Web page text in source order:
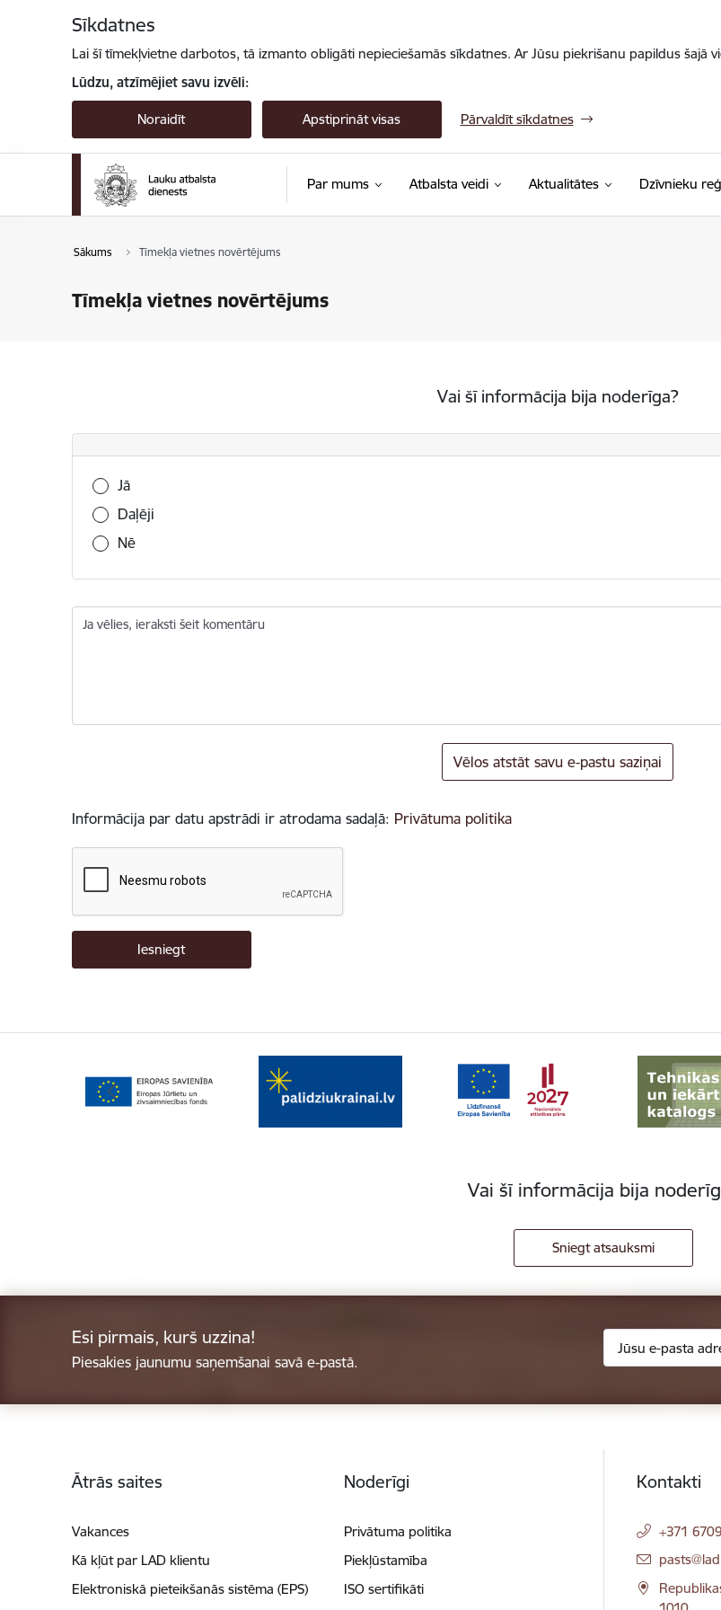
Sīkdatnes
Lai šī tīmekļvietne darbotos, tā izmanto obligāti nepieciešamās sīkdatnes. Ar Jūsu piekrišanu papildus šajā
Lūdzu, atzīmējiet savu izvēli:
Noraidīt Apstiprināt visas Pārvaldīt sīkdatnes
Par mums Atbalsta veidi Aktualitātes Dzīvnieku
Sākums Tīmekļa vietnes novērtējums
Tīmekļa vietnes novērtējums
Vai šī informācija bija noderīga?
Vai šī informācija bija noderīga?
Jā
Daļēji
Nē
Ja vēlies, ieraksti šeit komentāru
Vēlos atstāt savu e-pastu saziņai
Informācija par datu apstrādi ir atrodama sadaļā: Privātuma politika
Vai šī informācija bija
Sniegt atsauksmi
Esi pirmais, kurš uzzina!
Piesakies jaunumu saņemšanai savā e-pastā.
Ātrās saites
Vakances
Kā kļūt par LAD klientu
Elektroniskā pieteikšanās sistēma (EPS)
Noderīgi
Privātuma politika
Piekļūstamība
ISO sertifikāti
Kontakti
+371
E-pasts: